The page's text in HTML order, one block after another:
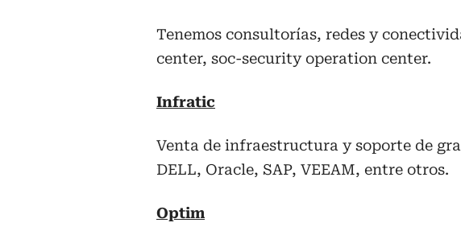
Tenemos consultorías, redes y
center, soc-security operation center.
Infratic
Venta de infraestructura y soporte de
DELL, Oracle, SAP, VEEAM, entre otros.
Optim